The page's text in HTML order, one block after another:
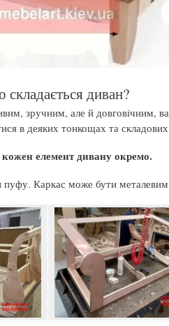
складається диван?
зручним, але й довговічним,
в деяких тонкощах та
елемент дивану окремо.
пуфу. Каркас може бути